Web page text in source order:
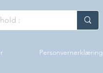
Personvernerklæring